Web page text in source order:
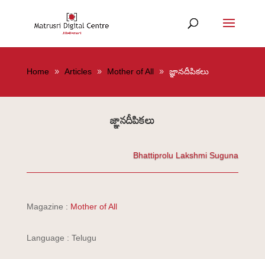
Home Articles Mother of All జ్ఞానదీపికలు
జ్ఞానదీపికలు
Bhattiprolu Lakshmi Suguna
Magazine : Mother of All
Language : Telugu